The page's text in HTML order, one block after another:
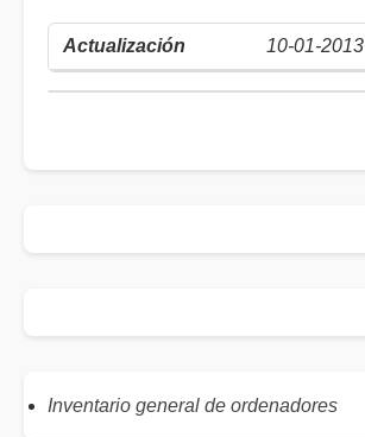
10-01-2013
Inventario general de ordenadores